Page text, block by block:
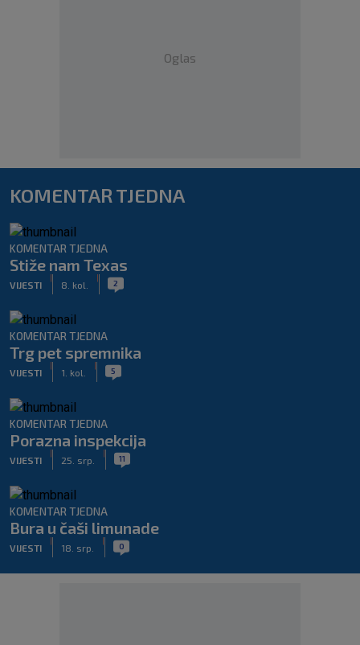
Oglas
KOMENTAR TJEDNA
KOMENTAR TJEDNA
Stiže nam Texas
VIJESTI 8. kol. 2
KOMENTAR TJEDNA
Trg pet spremnika
VIJESTI 1. kol. 5
KOMENTAR TJEDNA
Porazna inspekcija
VIJESTI 25. srp. 11
KOMENTAR TJEDNA
Bura u čaši limunade
VIJESTI 18. srp. 0